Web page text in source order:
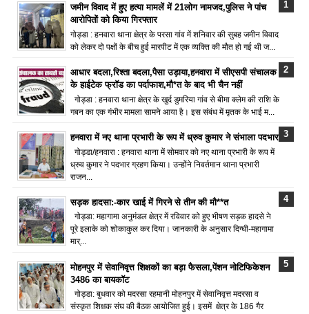
जमीन विवाद में हुए हत्या मामलें में 21लोग नामजद,पुलिस ने पांच
आरोपितों को किया गिरफ्तार
गोड्डा : हनवारा थाना क्षेत्र के परसा गांव में शनिवार की सुबह जमीन विवाद
को लेकर दो पक्षों के बीच हुई मारपीट में एक व्यक्ति की मौत हो गई थी ज...
आधार बदला,रिश्ता बदला,पैसा उड़ाया,हनवारा में सीएसपी संचालक
के हाईटेक फ्रॉड का पर्दाफाश,मौ*त के बाद भी चैन नहीं
गोड्डा : हनवारा थाना क्षेत्र के खुर्द डुमरिया गांव से बीमा क्लेम की राशि के
गबन का एक गंभीर मामला सामने आया है। इस संबंध में मृतक के भाई म...
हनवारा में नए थाना प्रभारी के रूप में ध्रुव कुमार ने संभाला पदभार
गोड्डा/हनवारा : हनवारा थाना में सोमवार को नए थाना प्रभारी के रूप में
ध्रुव कुमार ने पदभार ग्रहण किया। उन्होंने निवर्तमान थाना प्रभारी
राजन...
सड़क हादसा:-कार खाई में गिरने से तीन की मौ**त
गोड्डा: महागामा अनुमंडल क्षेत्र में रविवार को हुए भीषण सड़क हादसे ने
पूरे इलाके को शोकाकुल कर दिया। जानकारी के अनुसार दिग्घी-महागामा
मार्...
मोहनपुर में सेवानिवृत्त शिक्षकों का बड़ा फैसला,पेंशन नोटिफिकेशन
3486 का बायकॉट
गोड्डा: बुधवार को मदरसा रहमानी मोहनपुर में सेवानिवृत्त मदरसा व
संस्कृत शिक्षक संघ की बैठक आयोजित हुई। इसमें क्षेत्र के 186 गैर